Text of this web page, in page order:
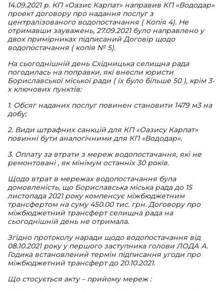
14.09.2021 р. КП «Оазис Карпат» направив КП «Вододар»
проект договору про надання послуг з
централізованого водопостачання ( Копія 4). Не
отримавши зауважень, 27.09.2021 було направлено у
двох примірниках підписаний Договір щодо
водопостачання ( копія № 5).
На сьогоднішній день Східницька селищна рада
погодилась на поправки, які внесли юристи
Бориславської міської ради ( їх було більше 50 ), крім 3-
х ключових пунктів:
1. Обсяг наданих послуг повинен становити 1479 м3 на
добу;
2. Види штрафних санкцій для КП «Оазису Карпат»
повинні бути аналогічними для КП «Вододар».
3. Оплату за втрати з мереж водопостачання, які не
ремонтовані , як мінімум останніх 30 років.
Щодо втрат в мережах водопостачання була
домовленість, що Бориславська міська рада до 15
листопада 2021 року компенсує міжбюджетним
трансфертом на суму 450.00 тис. грн. Договору про
міжбюджетний трансферт селищна рада на
сьогоднішній день не отримала.
Згідно протоколу наради щодо водопостачання від
08.10.2021 року у першого заступника голови ЛОДА А.
Годика встановлений термін підписання угоди про
міжбюджетний трансферт до 20.10.2021.
Що стосується акту – прийому мереж :